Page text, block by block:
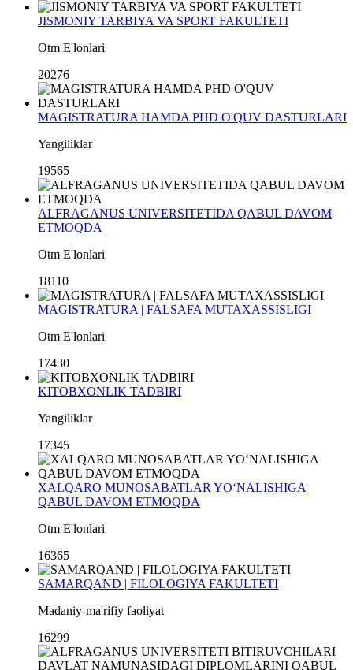
JISMONIY TARBIYA VA SPORT FAKULTETI
Otm E'lonlari
20276
MAGISTRATURA HAMDA PHD O'QUV DASTURLARI
Yangiliklar
19565
ALFRAGANUS UNIVERSITETIDA QABUL DAVOM
ETMOQDA
Otm E'lonlari
18110
MAGISTRATURA | FALSAFA MUTAXASSISLIGI
Otm E'lonlari
17430
KITOBXONLIK TADBIRI
Yangiliklar
17345
XALQARO MUNOSABATLAR YO‘NALISHIGA
QABUL DAVOM ETMOQDA
Otm E'lonlari
16365
SAMARQAND | FILOLOGIYA FAKULTETI
Madaniy-ma'rifiy faoliyat
16299